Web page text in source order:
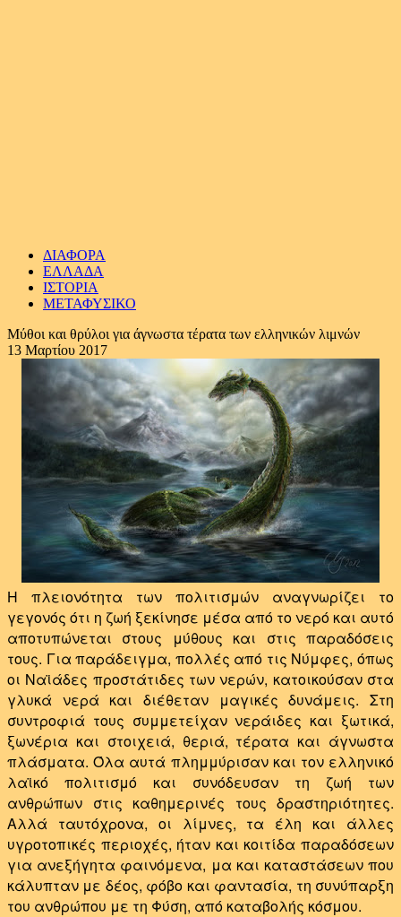
ΔΙΑΦΟΡΑ
ΕΛΛΑΔΑ
ΙΣΤΟΡΙΑ
ΜΕΤΑΦΥΣΙΚΟ
Μύθοι και θρύλοι για άγνωστα τέρατα των ελληνικών λιμνών
13 Μαρτίου 2017
Η πλειονότητα των πολιτισμών αναγνωρίζει το
γεγονός ότι η ζωή ξεκίνησε μέσα από το νερό και αυτό
αποτυπώνεται στους μύθους και στις παραδόσεις
τους. Για παράδειγμα, πολλές από τις Νύμφες, όπως
οι Ναϊάδες προστάτιδες των νερών, κατοικούσαν στα
γλυκά νερά και διέθεταν μαγικές δυνάμεις. Στη
συντροφιά τους συμμετείχαν νεράιδες και ξωτικά,
ξωνέρια και στοιχειά, θεριά, τέρατα και άγνωστα
πλάσματα.Όλα αυτά πλημμύρισαν και τον ελληνικό
λαϊκό πολιτισμό και συνόδευσαν τη ζωή των
ανθρώπων στις καθημερινές τους δραστηριότητες.
Αλλά ταυτόχρονα, οι λίμνες, τα έλη και άλλες
υγροτοπικές περιοχές, ήταν και κοιτίδα παραδόσεων
για ανεξήγητα φαινόμενα, μα και καταστάσεων που
κάλυπταν με δέος, φόβο και φαντασία, τη συνύπαρξη
του ανθρώπου με τη Φύση, από καταβολής κόσμου.